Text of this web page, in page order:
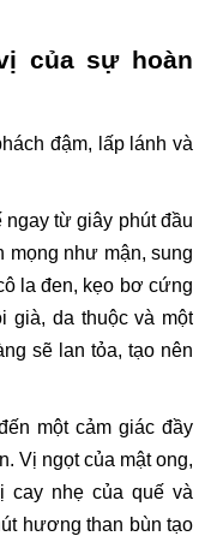
của sự hoàn
đậm, lấp lánh và
từ giây phút đầu
mọng như mận, sung
la đen, kẹo bơ cứng
già, da thuộc và một
sẽ lan tỏa, tạo nên
một cảm giác đầy
Vị ngọt của mật ong,
cay nhẹ của quế và
hương than bùn tạo